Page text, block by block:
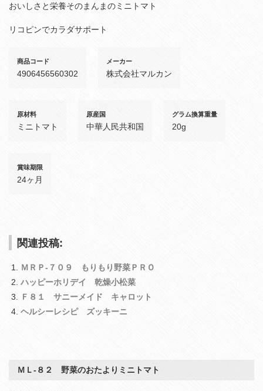
おいしさと栄養そのまんまのミニトマト
リコピンでカラダサポート
商品コード
4906456560302
メーカー
株式会社マルカン
原材料
ミニトマト
原産国
中華人民共和国
グラム換算重量
20g
賞味期限
24ヶ月
関連投稿:
ＭＲＰ‐７０９ もりもり野菜ＰＲＯ
ハッピーホリデイ 乾燥小松菜
Ｆ８１ サニーメイド キャロット
ヘルシーレシピ ズッキーニ
ＭＬ‐８２ 野菜のおたよりミニトマト